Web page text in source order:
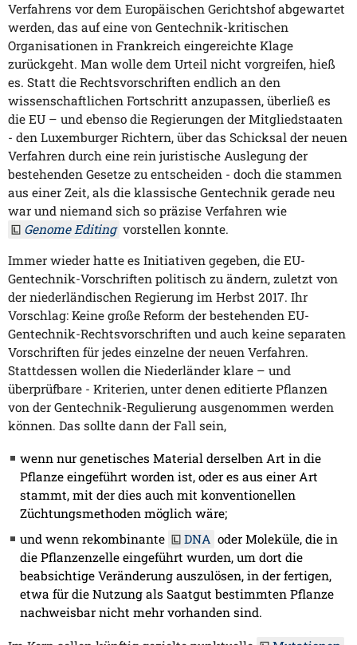
Verfahrens vor dem Europäischen Gerichtshof abgewartet
werden, das auf eine von Gentechnik-kritischen
Organisationen in Frankreich eingereichte Klage
zurückgeht. Man wolle dem Urteil nicht vorgreifen, hieß
es. Statt die Rechtsvorschriften endlich an den
wissenschaftlichen Fortschritt anzupassen, überließ es
die EU – und ebenso die Regierungen der Mitgliedstaaten
- den Luxemburger Richtern, über das Schicksal der neuen
Verfahren durch eine rein juristische Auslegung der
bestehenden Gesetze zu entscheiden - doch die stammen
aus einer Zeit, als die klassische Gentechnik gerade neu
war und niemand sich so präzise Verfahren wie
Genome Editing vorstellen konnte.
Immer wieder hatte es Initiativen gegeben, die EU-
Gentechnik-Vorschriften politisch zu ändern, zuletzt von
der niederländischen Regierung im Herbst 2017. Ihr
Vorschlag: Keine große Reform der bestehenden EU-
Gentechnik-Rechtsvorschriften und auch keine separaten
Vorschriften für jedes einzelne der neuen Verfahren.
Stattdessen wollen die Niederländer klare – und
überprüfbare - Kriterien, unter denen editierte Pflanzen
von der Gentechnik-Regulierung ausgenommen werden
können. Das sollte dann der Fall sein,
wenn nur genetisches Material derselben Art in die
Pflanze eingeführt worden ist, oder es aus einer Art
stammt, mit der dies auch mit konventionellen
Züchtungsmethoden möglich wäre;
und wenn rekombinante
DNA oder Moleküle, die in
die Pflanzenzelle eingeführt wurden, um dort die
beabsichtige Veränderung auszulösen, in der fertigen,
etwa für die Nutzung als Saatgut bestimmten Pflanze
nachweisbar nicht mehr vorhanden sind.